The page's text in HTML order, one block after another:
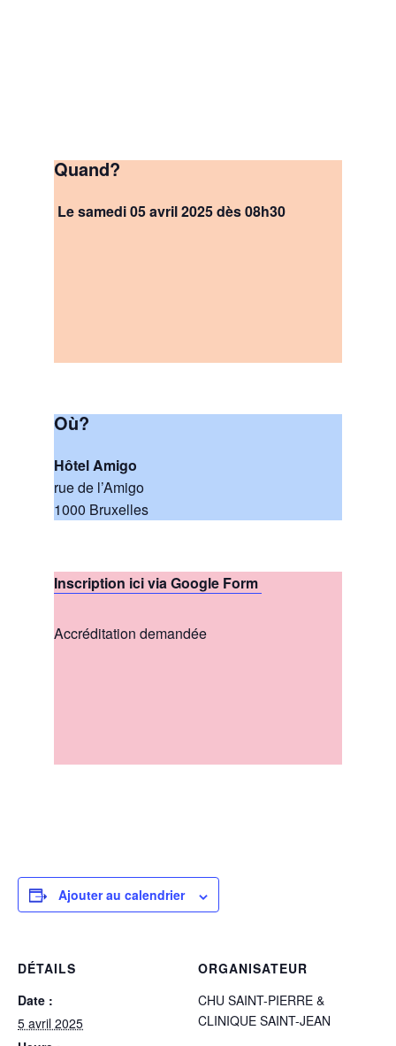
Quand?
Le samedi 05 avril 2025 dès 08h30
Où?
Hôtel Amigo
rue de l’Amigo
1000 Bruxelles
Inscription ici via Google Form
Accréditation demandée
Ajouter au calendrier
DÉTAILS
Date :
5 avril 2025
ORGANISATEUR
CHU SAINT-PIERRE &
CLINIQUE SAINT-JEAN